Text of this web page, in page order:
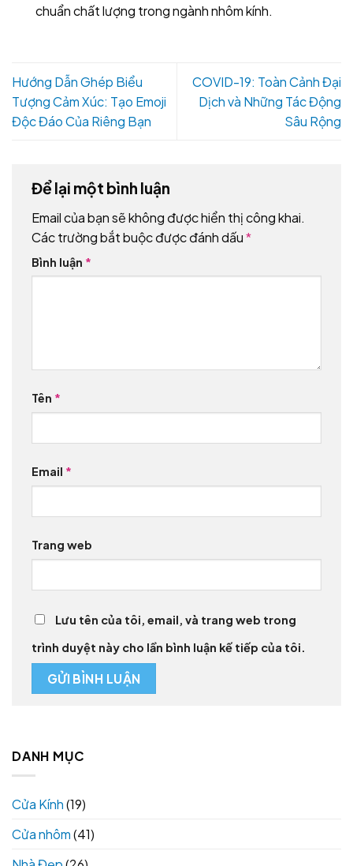
chuẩn chất lượng trong ngành nhôm kính.
Hướng Dẫn Ghép Biểu
Tượng Cảm Xúc: Tạo Emoji
Độc Đáo Của Riêng Bạn
COVID-19: Toàn Cảnh Đại
Dịch và Những Tác Động
Sâu Rộng
Để lại một bình luận
Email của bạn sẽ không được hiển thị công khai.
Các trường bắt buộc được đánh dấu*
Bình luận *
Tên *
Email *
Trang web
Lưu tên của tôi, email, và trang web trong
trình duyệt này cho lần bình luận kế tiếp của tôi.
DANH MỤC
Cửa Kính(19)
Cửa nhôm(41)